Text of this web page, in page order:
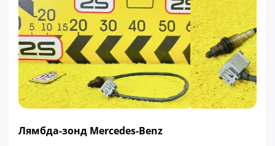
Лямбда-зонд Mercedes-Benz